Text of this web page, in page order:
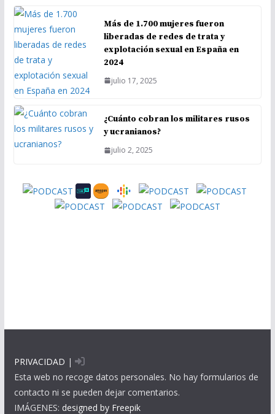
Más de 1.700 mujeres fueron
liberadas de redes de trata y
explotación sexual en España en
2024
julio 17, 2025
¿Cuánto cobran los militares rusos
y ucranianos?
julio 2, 2025
PRIVACIDAD |
Esta web no recoge datos personales. No hay formularios de
contacto ni se pueden dejar comentarios.
IMÁGENES: designed by Freepik